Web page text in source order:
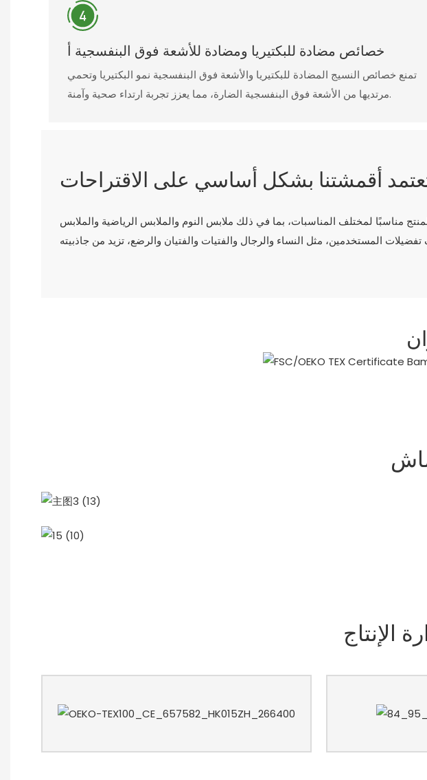
خصائص مضادة للبكتيريا ومضادة للأشعة فوق البنفسجية أ
تمنع خصائص النسيج المضادة للبكتيريا والأشعة فوق البنفسجية نمو البكتيريا وتحمي
مرتديها من الأشعة فوق البنفسجية الضارة، مما يعزز تجربة ارتداء صحية وآمنة.
أقمشتنا بشكل أساسي على الاقتراحات
مناسبًا لمختلف المناسبات، بما في ذلك ملابس النوم والملابس الرياضية والملابس
الإنتاج